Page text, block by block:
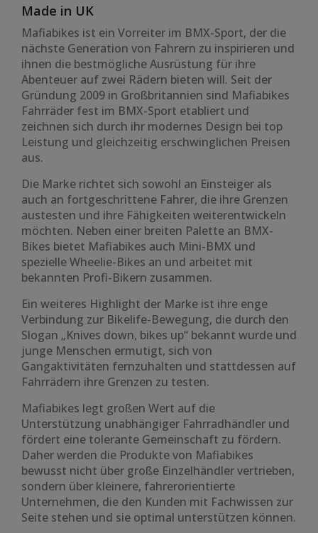
Made in UK
Mafiabikes ist ein Vorreiter im BMX-Sport, der die
nächste Generation von Fahrern zu inspirieren und
ihnen die bestmögliche Ausrüstung für ihre
Abenteuer auf zwei Rädern bieten will. Seit der
Gründung 2009 in Großbritannien sind Mafiabikes
Fahrräder fest im BMX-Sport etabliert und
zeichnen sich durch ihr modernes Design bei top
Leistung und gleichzeitig erschwinglichen Preisen
aus.
Die Marke richtet sich sowohl an Einsteiger als
auch an fortgeschrittene Fahrer, die ihre Grenzen
austesten und ihre Fähigkeiten weiterentwickeln
möchten. Neben einer breiten Palette an BMX-
Bikes bietet Mafiabikes auch Mini-BMX und
spezielle Wheelie-Bikes an und arbeitet mit
bekannten Profi-Bikern zusammen.
Ein weiteres Highlight der Marke ist ihre enge
Verbindung zur Bikelife-Bewegung, die durch den
Slogan „Knives down, bikes up“ bekannt wurde und
junge Menschen ermutigt, sich von
Gangaktivitäten fernzuhalten und stattdessen auf
Fahrrädern ihre Grenzen zu testen.
Mafiabikes legt großen Wert auf die
Unterstützung unabhängiger Fahrradhändler und
fördert eine tolerante Gemeinschaft zu fördern.
Daher werden die Produkte von Mafiabikes
bewusst nicht über große Einzelhändler vertrieben,
sondern über kleinere, fahrerorientierte
Unternehmen, die den Kunden mit Fachwissen zur
Seite stehen und sie optimal unterstützen können.